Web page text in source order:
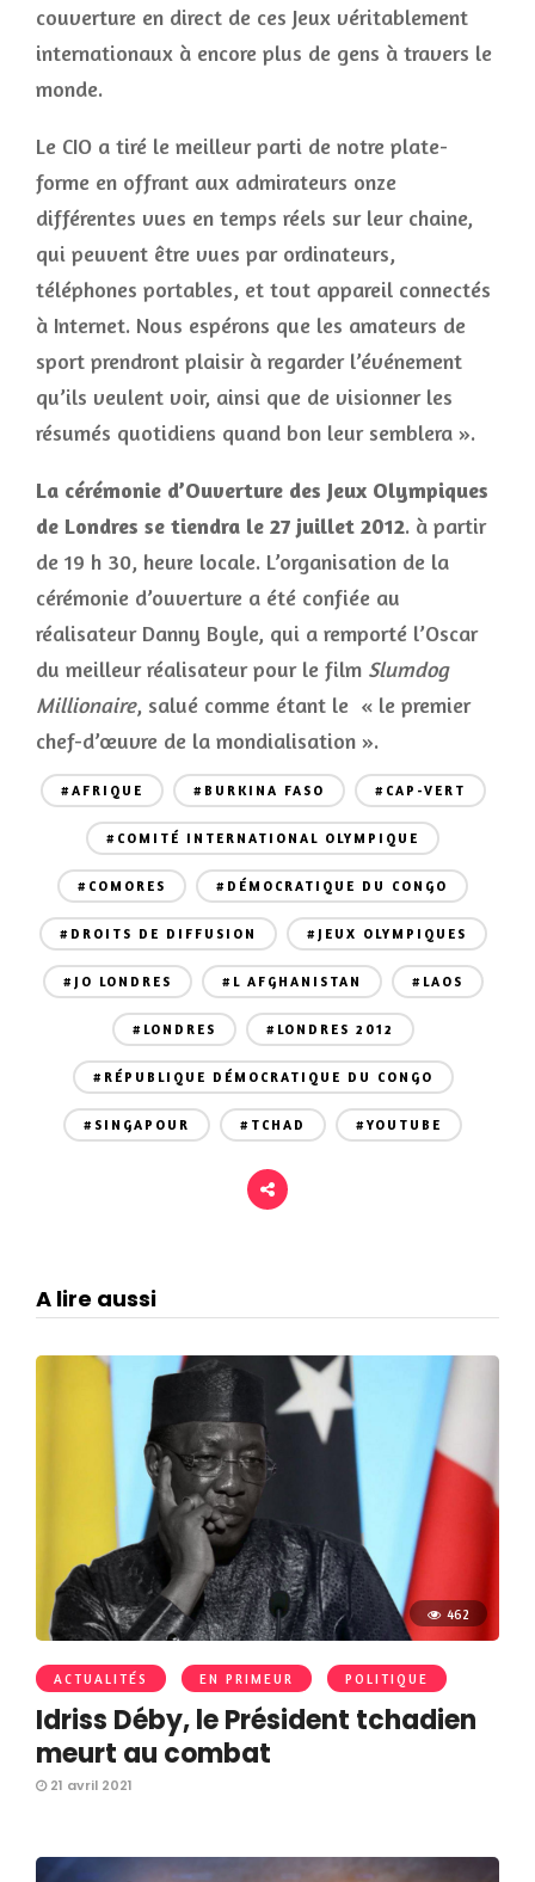
couverture en direct de ces Jeux véritablement
internationaux à encore plus de gens à travers le
monde.
Le CIO a tiré le meilleur parti de notre plate-
forme en offrant aux admirateurs onze
différentes vues en temps réels sur leur chaine,
qui peuvent être vues par ordinateurs,
téléphones portables, et tout appareil connectés
à Internet. Nous espérons que les amateurs de
sport prendront plaisir à regarder l’événement
qu’ils veulent voir, ainsi que de visionner les
résumés quotidiens quand bon leur semblera ».
La cérémonie d’Ouverture des Jeux Olympiques
de Londres se tiendra le 27 juillet 2012. à partir
de 19 h 30, heure locale. L’organisation de la
cérémonie d’ouverture a été confiée au
réalisateur Danny Boyle, qui a remporté l’Oscar
du meilleur réalisateur pour le film Slumdog
Millionaire, salué comme étant le « le premier
chef-d’œuvre de la mondialisation ».
#AFRIQUE #BURKINA FASO #CAP-VERT
#COMITÉ INTERNATIONAL OLYMPIQUE
#COMORES #DÉMOCRATIQUE DU CONGO
#DROITS DE DIFFUSION #JEUX OLYMPIQUES
#JO LONDRES #L AFGHANISTAN #LAOS
#LONDRES #LONDRES 2012
#RÉPUBLIQUE DÉMOCRATIQUE DU CONGO
#SINGAPOUR #TCHAD #YOUTUBE
A lire aussi
462
ACTUALITÉS EN PRIMEUR POLITIQUE
Idriss Déby, le Président tchadien
meurt au combat
21 avril 2021